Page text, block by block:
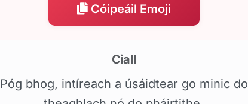
Cóipeáil Emoji
Ciall
Póg bhog, intíreach a úsáidtear go minic do